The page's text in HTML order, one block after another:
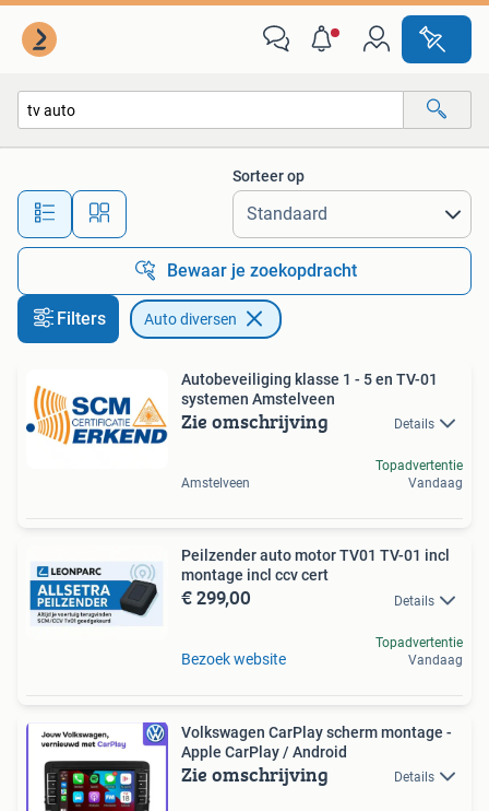
Alle afstanden…
Sorteer op
Bewaar je zoekopdracht
Filters Auto diversen
Autobeveiliging klasse 1 - 5 en TV-01
systemen Amstelveen
Zie omschrijving Details
Amstelveen
Topadvertentie
Vandaag
Peilzender auto motor TV01 TV-01 incl
montage incl ccv cert
€ 299,00 Details
Bezoek website
Topadvertentie
Vandaag
Volkswagen CarPlay scherm montage -
Apple CarPlay / Android
Zie omschrijving Details